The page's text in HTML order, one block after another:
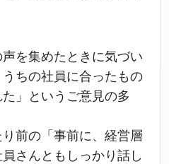
を集めたときに気づい
ちの社員に合ったもの
」というご意見の多
前の「事前に、経営層
さんともしっかり話し